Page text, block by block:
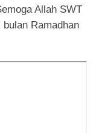
Allah SWT
Ramadhan